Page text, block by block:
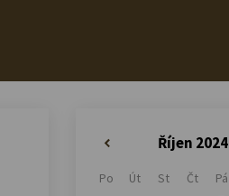
Říjen 2024
Po Út St Čt Pá